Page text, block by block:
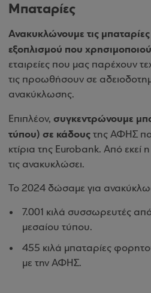
Μπαταρίες
Ανακυκλώνουμε τις
εξοπλισμού που
εταιρείες που μας παρέχουν
τις προωθήσουν σε
ανακύκλωσης.
Επιπλέον, συγκεντρώνουμε
τύπου) σε κάδους της ΑΦΗΣ
κτίρια της Eurobank. Από εκεί
τις ανακυκλώσει.
Το 2024 δώσαμε για
7.001 κιλά συσσωρευτές
μεσαίου τύπου.
455 κιλά μπαταρίες
με την ΑΦΗΣ.